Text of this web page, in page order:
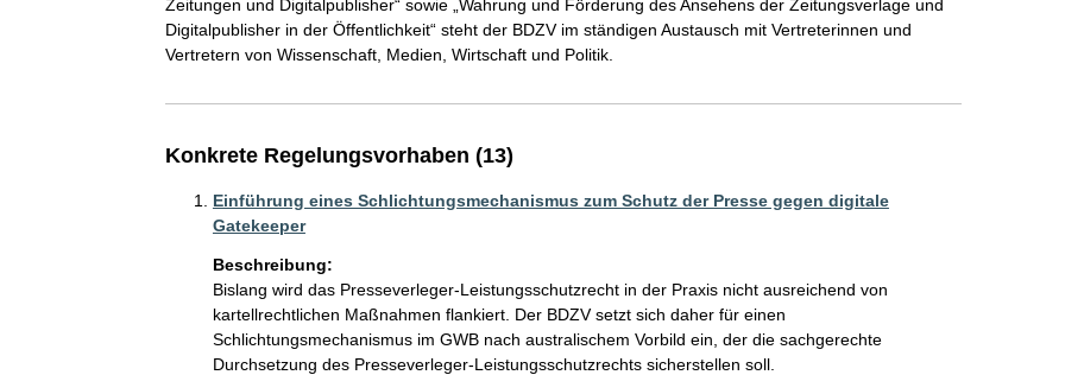
Zeitungen und Digitalpublisher“ sowie „Wahrung und Förderung des Ansehens der Zeitungsverlage und
Digitalpublisher in der Öffentlichkeit“ steht der BDZV im ständigen Austausch mit Vertreterinnen und
Vertretern von Wissenschaft, Medien, Wirtschaft und Politik.
Konkrete Regelungsvorhaben (13)
Einführung eines Schlichtungsmechanismus zum Schutz der Presse gegen digitale
Gatekeeper
Beschreibung:
Bislang wird das Presseverleger-Leistungsschutzrecht in der Praxis nicht ausreichend von
kartellrechtlichen Maßnahmen flankiert. Der BDZV setzt sich daher für einen
Schlichtungsmechanismus im GWB nach australischem Vorbild ein, der die sachgerechte
Durchsetzung des Presseverleger-Leistungsschutzrechts sicherstellen soll.